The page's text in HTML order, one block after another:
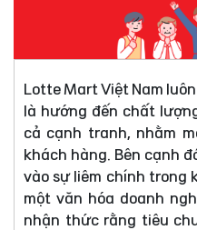
Lotte Mart Việt Nam
là hướng đến chất
cả cạnh tranh, nhằm
khách hàng. Bên cạnh
vào sự liêm chính trong
một văn hóa doanh
nhận thức rằng tiêu